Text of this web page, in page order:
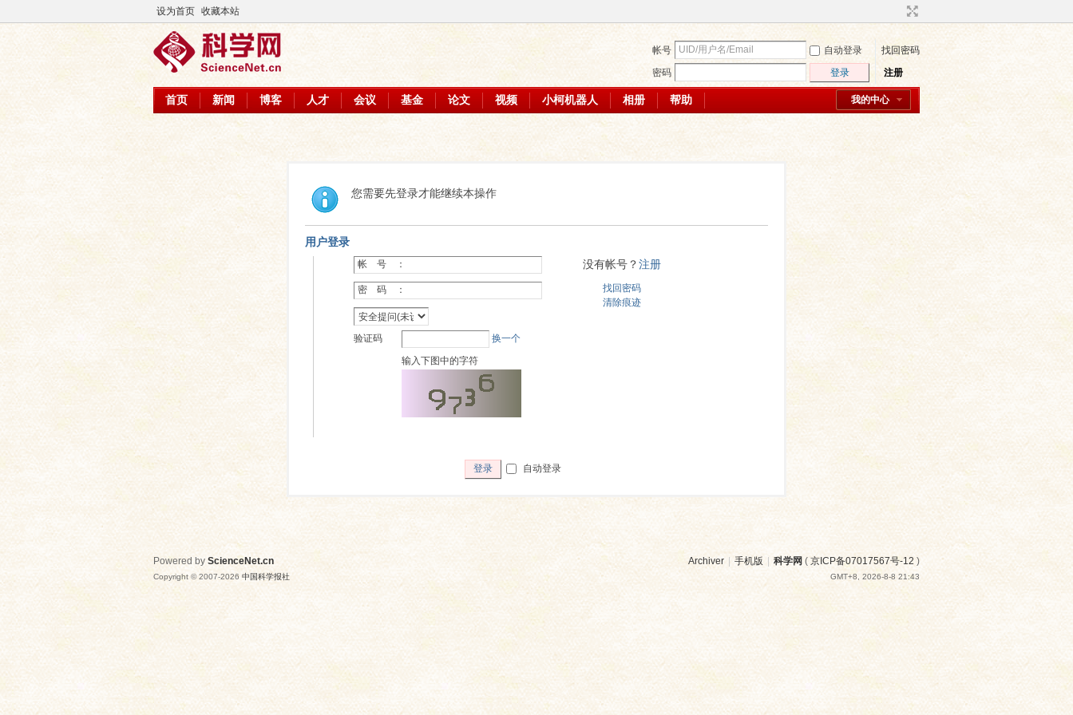
设为首页 收藏本站
帐号 自动登录
找回密码
密码
登录 注册
我的中心
首页 新闻 博客 人才 会议 基金 论文 视频 小柯机器人 相册 帮助
您需要先登录才能继续本操作
用户登录
帐 号 ：
密 码 ：
验证码
换一个
输入下图中的字符
没有帐号？注册
找回密码
清除痕迹
登录 自动登录
Archiver | 手机版 | 科学网 ( 京ICP备07017567号-12 )
GMT+8, 2026-8-8 21:43
Powered by ScienceNet.cn
Copyright © 2007-2026 中国科学报社